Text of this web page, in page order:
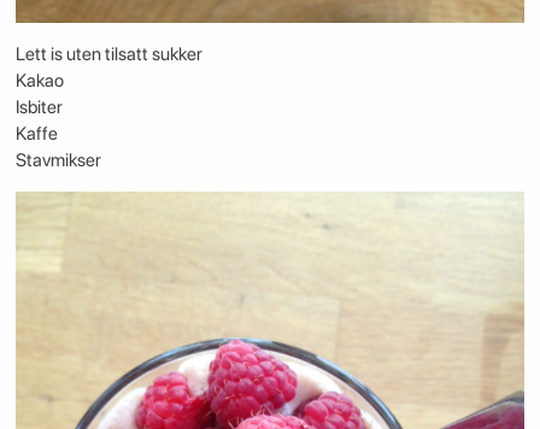
Lett is uten tilsatt sukker
Kakao
Isbiter
Kaffe
Stavmikser